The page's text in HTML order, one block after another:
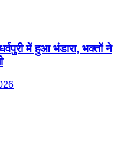
में हुआ भंडारा, भक्तों ने